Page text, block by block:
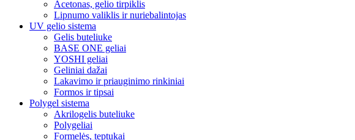
Acetonas, gelio tirpiklis
Lipnumo valiklis ir nuriebalintojas
UV gelio sistema
Gelis buteliuke
BASE ONE geliai
YOSHI geliai
Geliniai dažai
Lakavimo ir priauginimo rinkiniai
Formos ir tipsai
Polygel sistema
Akrilogelis buteliuke
Polygeliai
Formelės, teptukai